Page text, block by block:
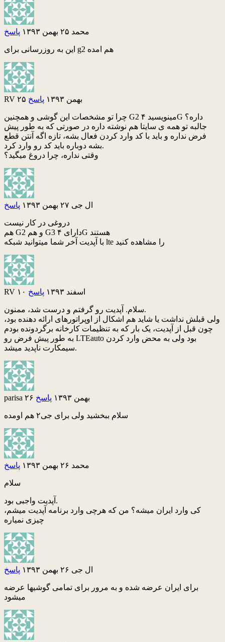
محمد ۲۵ بهمن ۱۳۹۳ پاسخ
این به روزرسانی برای g2 هم امده
RV ۲۵ بهمن ۱۳۹۳ پاسخ
چرا تو مشخصات این گوشی و همچنین G2 مینویسید ۴G داره؟
جالبه تو همه ی سایتا هم نوشته داره در صورتی که به طور پیش
فرض نداره و باید با کد وارد کردن فعال بشه، تازه اگه آنتن قطع
بشه دوباره باید کد رو وارد کرد.
وقتی نداره، چرا دروغ میگید؟
ال جی ۲۷ بهمن ۱۳۹۳ پاسخ
دروغی در کار نیست
هم G2 و هم G3 دارای ۴G هستند
با آپدیت آخر شما میتوانید شبکه lte را مشاهده کنید
RV ۱۰ اسفند ۱۳۹۳ پاسخ
سلام. آپدیت رو گرفتم و درست شد، ممنون.
ولی قبلش نداشت یا شاید هم اشکال از اوپراتورهای ارائه دهنده بود،
چون قبل از آپدیت، یک بار که به تنظیمات کارخانه برگردونده بودم
به طور پیش فرض رو LTEauto بود ولی به محض وارد کردن
سیمکارت ناپدید میشد.
parisa ۲۶ بهمن ۱۳۹۳ پاسخ
سلام ببخشید ولی برای جی۲ هم اومده
محمد ۲۶ بهمن ۱۳۹۳ پاسخ
سلام
آپدیت واجبی بود.
کی وارد ایران میشه؟ من که هرچی وارد برنامه آپدیت میشم،
چیزی نمیاره
ال جی ۲۶ بهمن ۱۳۹۳ پاسخ
برای ایران عرضه شده و به مرور برای تمامی گوشیها عرضه
میشود